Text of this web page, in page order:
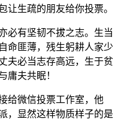
让生疏的朋友给你投票。
必有坚韧不拔之志。生当
命匪薄，残生躬耕人家少
夫必当志存高远，生于贫
庸夫共眠！
给微信投票工作室，他
，显然这样物质样子的是